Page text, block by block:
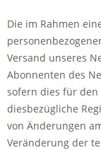
Die im Rahmen
Versand unseres
Abonnenten des
sofern dies für den
diesbezügliche
von Änderungen
Veränderung der